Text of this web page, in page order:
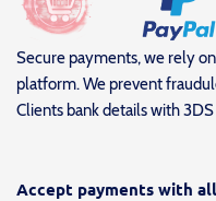
Secure payments, we rely
platform. We prevent
Clients bank details with
Accept payments with